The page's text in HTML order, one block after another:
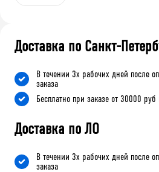
Доставка по Санкт-
В течении 3х рабочих дней после
заказа
Бесплатно при заказе от 30000
Доставка по ЛО
В течении 3х рабочих дней после
заказа